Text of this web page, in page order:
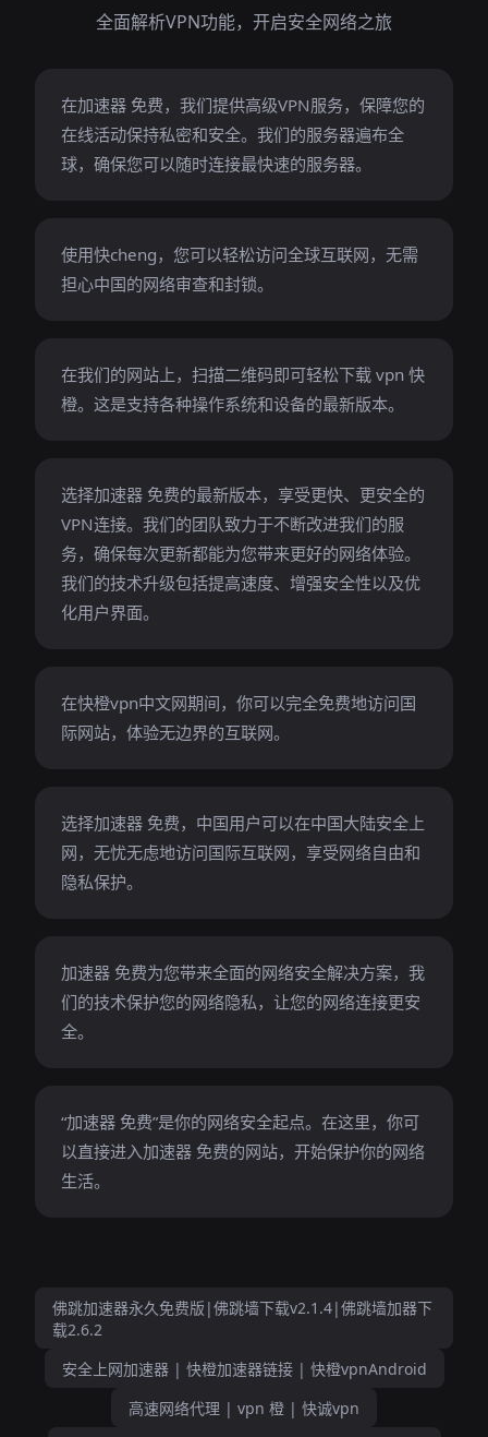
全面解析VPN功能，开启安全网络之旅
在加速器 免费，我们提供高级VPN服务，保障您的
在线活动保持私密和安全。我们的服务器遍布全
球，确保您可以随时连接最快速的服务器。
使用快cheng，您可以轻松访问全球互联网，无需
担心中国的网络审查和封锁。
在我们的网站上，扫描二维码即可轻松下载 vpn 快
橙。这是支持各种操作系统和设备的最新版本。
选择加速器 免费的最新版本，享受更快、更安全的
VPN连接。我们的团队致力于不断改进我们的服
务，确保每次更新都能为您带来更好的网络体验。
我们的技术升级包括提高速度、增强安全性以及优
化用户界面。
在快橙vpn中文网期间，你可以完全免费地访问国
际网站，体验无边界的互联网。
选择加速器 免费，中国用户可以在中国大陆安全上
网，无忧无虑地访问国际互联网，享受网络自由和
隐私保护。
加速器 免费为您带来全面的网络安全解决方案，我
们的技术保护您的网络隐私，让您的网络连接更安
全。
“加速器 免费”是你的网络安全起点。在这里，你可
以直接进入加速器 免费的网站，开始保护你的网络
生活。
佛跳加速器永久免费版|佛跳墙下载v2.1.4|佛跳墙加器下
载2.6.2
安全上网加速器 | 快橙加速器链接 | 快橙vpnAndroid
高速网络代理 | vpn 橙 | 快诚vpn